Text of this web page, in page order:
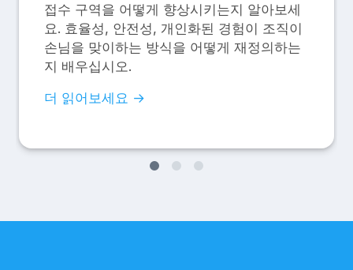
접수 구역을 어떻게 향상시키는지 알아보세
요. 효율성, 안전성, 개인화된 경험이 조직이
손님을 맞이하는 방식을 어떻게 재정의하는
지 배우십시오.
더 읽어보세요 →